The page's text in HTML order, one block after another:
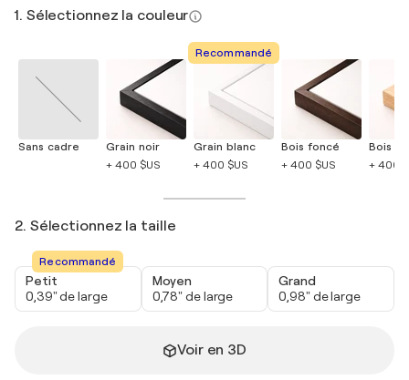
1. Sélectionnez la couleur
Sans cadre
Grain noir
+ 400 $US
Recommandé
Grain blanc
+ 400 $US
Bois foncé
+ 400 $US
Bois
+ 400
2. Sélectionnez la taille
Recommandé
Petit
0,39" de large
Moyen
0,78" de large
Grand
0,98" de large
Voir en 3D